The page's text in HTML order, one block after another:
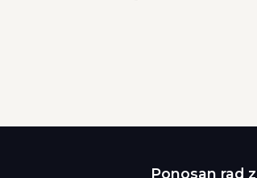
Ponosan rad